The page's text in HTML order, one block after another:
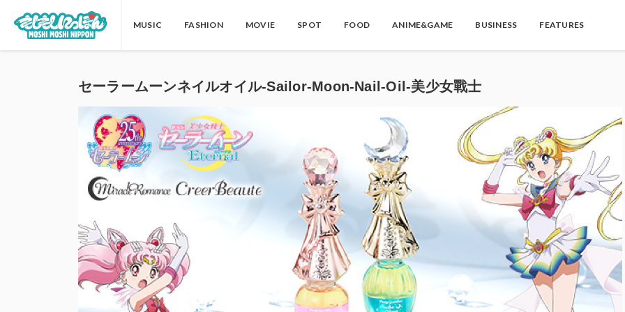
MUSIC FASHION MOVIE SPOT FOOD ANIME&GAME BUSINESS FEATURES
セーラームーンネイルオイル-Sailor-Moon-Nail-Oil-美少女戰士